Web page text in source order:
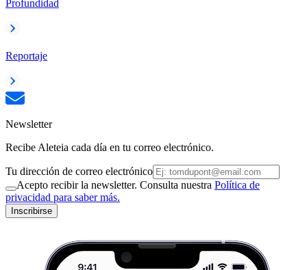
Profundidad
Reportaje
Newsletter
Recibe Aleteia cada día en tu correo electrónico.
Tu dirección de correo electrónico
Acepto recibir la newsletter. Consulta nuestra Política de
privacidad para saber más.
Inscribirse